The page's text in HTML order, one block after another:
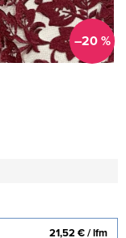
–20 %
21,52 €/ lfm